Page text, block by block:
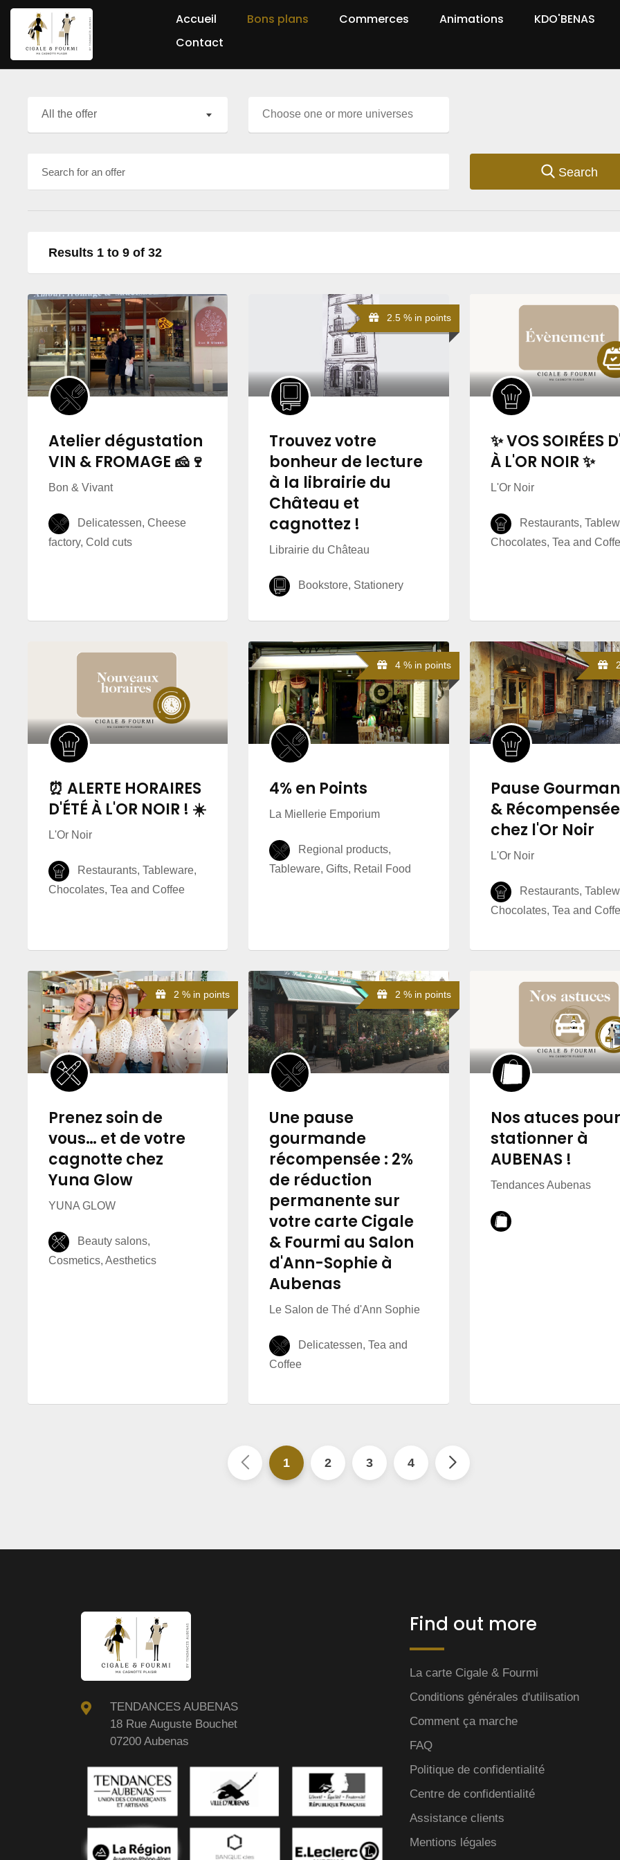
Accueil Bons plans Commerces Animations
KDO'BENAS
Contact
All the offer
Search
Results 1 to 9 of 32
Atelier dégustation
VIN & FROMAGE 🧀🍷
Bon & Vivant
Delicatessen, Cheese
factory, Cold cuts
2.5 % in points
Trouvez votre
bonheur de lecture
à la librairie du
Château et
cagnottez !
Librairie du Château
Bookstore, Stationery
✨ VOS SOIRÉES
À L'OR NOIR ✨
L'Or Noir
Restaurants,
Chocolates, Tea and
⏰ ALERTE HORAIRES
D'ÉTÉ À L'OR NOIR ! ☀️
L'Or Noir
Restaurants, Tableware,
Chocolates, Tea and Coffee
4 % in points
4% en Points
La Miellerie Emporium
Regional products,
Tableware, Gifts, Retail Food
2
Pause
& Récompensée
chez l'Or Noir
L'Or Noir
Restaurants,
Chocolates, Tea and
2 % in points
Prenez soin de
vous… et de votre
cagnotte chez
Yuna Glow
YUNA GLOW
Beauty salons,
Cosmetics, Aesthetics
2 % in points
Une pause
gourmande
récompensée : 2%
de réduction
permanente sur
votre carte Cigale
& Fourmi au Salon
d'Ann-Sophie à
Aubenas
Le Salon de Thé d'Ann Sophie
Delicatessen, Tea and
Coffee
Nos atuces pour
stationner à
AUBENAS !
Tendances Aubenas
1 2 3 4
TENDANCES AUBENAS
18 Rue Auguste Bouchet
07200 Aubenas
Find out more
La carte Cigale & Fourmi
Conditions générales d'utilisation
Comment ça marche
FAQ
Politique de confidentialité
Centre de confidentialité
Assistance clients
Mentions légales